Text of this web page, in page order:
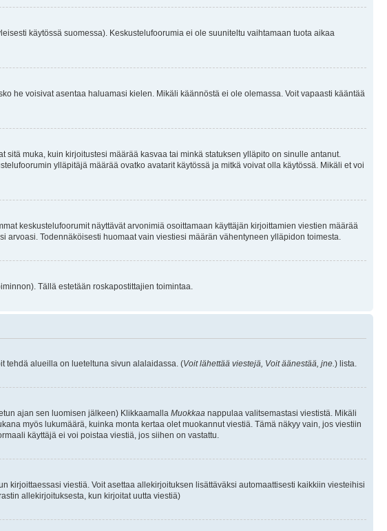
käytössä suomessa). Keskustelufoorumia ei ole suuniteltu vaihtamaan tuota aikaa
he voisivat asentaa haluamasi kielen. Mikäli käännöstä ei ole olemassa. Voit vapaasti kääntää
muka, kuin kirjoitustesi määrää kasvaa tai minkä statuksen ylläpito on sinulle antanut.
ylläpitäjä määrää ovatko avatarit käytössä ja mitkä voivat olla käytössä. Mikäli et voi
keskustelufoorumit näyttävät arvonimiä osoittamaan käyttäjän kirjoittamien viestien määrää
Todennäköisesti huomaat vain viestiesi määrän vähentyneen ylläpidon toimesta.
Tällä estetään roskapostittajien toimintaa.
tehdä alueilla on lueteltuna sivun alalaidassa. (Voit lähettää viestejä, Voit äänestää, jne. ) lista.
ajan sen luomisen jälkeen) Klikkaamalla Muokkaa nappulaa valitsemastasi viestistä. Mikäli
myös lukumäärä, kuinka monta kertaa olet muokannut viestiä. Tämä näkyy vain, jos viestiin
käyttäjä ei voi poistaa viestiä, jos siihen on vastattu.
kirjoittaessasi viestiä. Voit asettaa allekirjoituksen lisättäväksi automaattisesti kaikkiin viesteihisi
allekirjoituksesta, kun kirjoitat uutta viestiä)